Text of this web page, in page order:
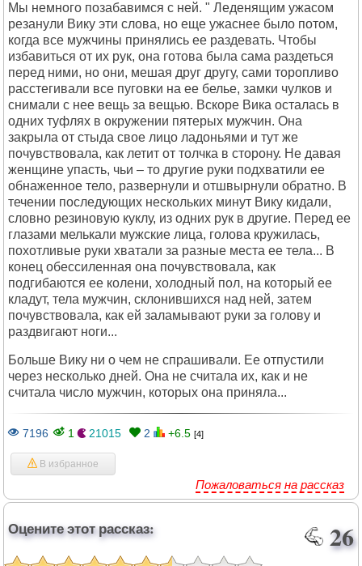
Мы немного позабавимся с ней. " Леденящим ужасом
резанули Вику эти слова, но еще ужаснее было потом,
когда все мужчины принялись ее раздевать. Чтобы
избавиться от их рук, она готова была сама раздеться
перед ними, но они, мешая друг другу, сами торопливо
расстегивали все пуговки на ее белье, замки чулков и
снимали с нее вещь за вещью. Вскоре Вика осталась в
одних туфлях в окружении пятерых мужчин. Она
закрыла от стыда свое лицо ладоньями и тут же
почувствовала, как летит от толчка в сторону. Не давая
женщине упасть, чьи – то другие руки подхватили ее
обнаженное тело, развернули и отшвырнули обратно. В
течении последующих нескольких минут Вику кидали,
словно резиновую куклу, из одних рук в другие. Перед ее
глазами мелькали мужские лица, голова кружилась,
похотливые руки хватали за разные места ее тела... В
конец обессиленная она почувствовала, как
подгибаются ее колени, холодный пол, на который ее
кладут, тела мужчин, склонившихся над ней, затем
почувствовала, как ей заламывают руки за голову и
раздвигают ноги...
Больше Вику ни о чем не спрашивали. Ее отпустили
через несколько дней. Она не считала их, как и не
считала число мужчин, которых она приняла...
7196 1 21015 2 +6.5 [4]
В избранное
Пожаловаться на рассказ
Оцените этот рассказ: 26